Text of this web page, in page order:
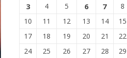
3 4 5 6 7 8
10
11 12 13 14 15
17
18 19 20 21 22
24
25 26 27 28 29